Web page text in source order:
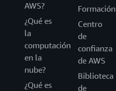
AWS?
¿Qué es
la
computación
en la
nube?
¿Qué es
Formación
Centro
de
confianza
de AWS
Biblioteca
de